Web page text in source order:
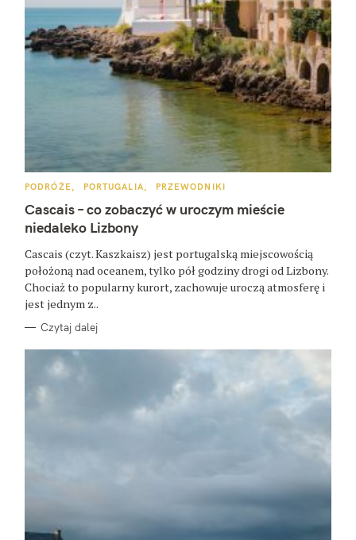
K
T
E
G
O
I
PODRÓŻE PORTUGALIA PRZEWODNIKI
Cascais – co zobaczyć w uroczym mieście
niedaleko Lizbony
Cascais (czyt. Kaszkaisz) jest portugalską miejscowością
położoną nad oceanem, tylko pół godziny drogi od Lizbony.
Chociaż to popularny kurort, zachowuje uroczą atmosferę i
jest jednym z..
Czytaj dalej